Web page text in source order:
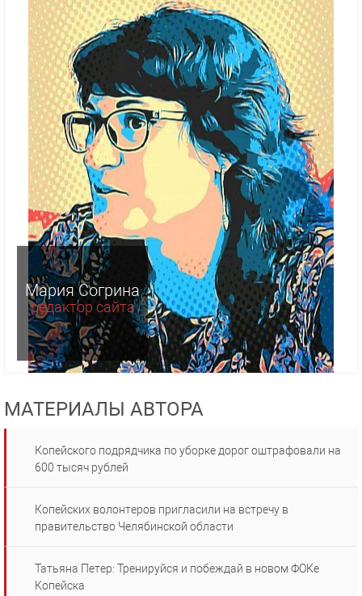
Мария Согрина
редактор сайта
МАТЕРИАЛЫ АВТОРА
Копейского подрядчика по уборке дорог оштрафовали на
600 тысяч рублей
Копейских волонтеров пригласили на встречу в
правительство Челябинской области
Татьяна Петер: Тренируйся и побеждай в новом ФОКе
Копейска